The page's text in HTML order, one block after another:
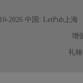
2026 中国: LetPub上海
增
礼